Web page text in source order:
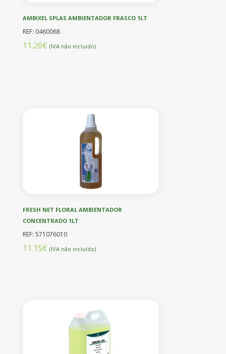
AMBIXEL SPLAS AMBIENTADOR FRASCO 1LT
REF: 0460068
11.26€ (IVA não incluído)
FRESH NET FLORAL AMBIENTADOR
CONCENTRADO 1LT
REF: 571076010
11.15€ (IVA não incluído)